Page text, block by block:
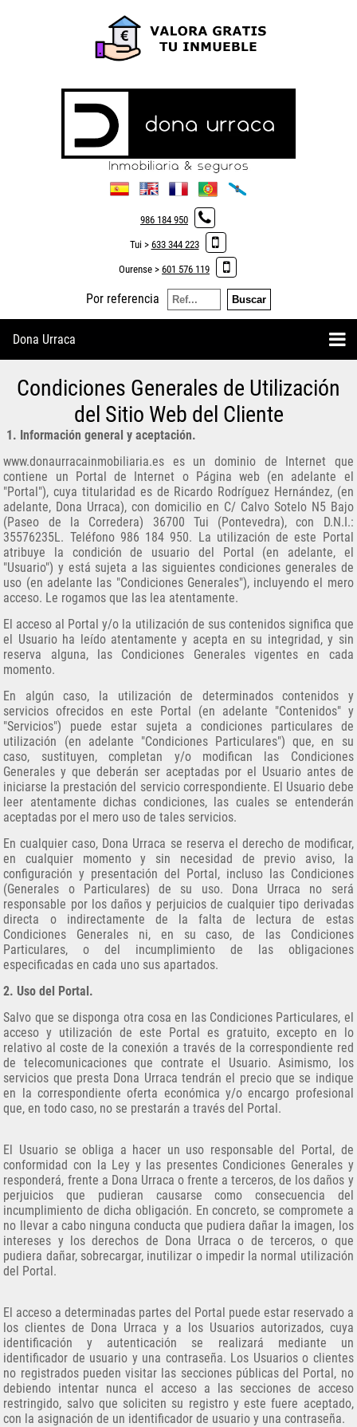
986 184 950
Tui > 633 344 223
Ourense > 601 576 119
Dona Urraca
Por referencia
Condiciones Generales de Utilización
del Sitio Web del Cliente
1. Información general y aceptación.
www.donaurracainmobiliaria.es es un dominio de Internet que
contiene un Portal de Internet o Página web (en adelante el
"Portal"), cuya titularidad es de Ricardo Rodríguez Hernández, (en
adelante, Dona Urraca), con domicilio en C/ Calvo Sotelo N5 Bajo
(Paseo de la Corredera) 36700 Tui (Pontevedra), con D.N.I.:
35576235L. Teléfono 986 184 950. La utilización de este Portal
atribuye la condición de usuario del Portal (en adelante, el
"Usuario") y está sujeta a las siguientes condiciones generales de
uso (en adelante las "Condiciones Generales"), incluyendo el mero
acceso. Le rogamos que las lea atentamente.
El acceso al Portal y/o la utilización de sus contenidos significa que
el Usuario ha leído atentamente y acepta en su integridad, y sin
reserva alguna, las Condiciones Generales vigentes en cada
momento.
En algún caso, la utilización de determinados contenidos y
servicios ofrecidos en este Portal (en adelante "Contenidos" y
"Servicios") puede estar sujeta a condiciones particulares de
utilización (en adelante "Condiciones Particulares") que, en su
caso, sustituyen, completan y/o modifican las Condiciones
Generales y que deberán ser aceptadas por el Usuario antes de
iniciarse la prestación del servicio correspondiente. El Usuario debe
leer atentamente dichas condiciones, las cuales se entenderán
aceptadas por el mero uso de tales servicios.
En cualquier caso, Dona Urraca se reserva el derecho de modificar,
en cualquier momento y sin necesidad de previo aviso, la
configuración y presentación del Portal, incluso las Condiciones
(Generales o Particulares) de su uso. Dona Urraca no será
responsable por los daños y perjuicios de cualquier tipo derivadas
directa o indirectamente de la falta de lectura de estas
Condiciones Generales ni, en su caso, de las Condiciones
Particulares, o del incumplimiento de las obligaciones
especificadas en cada uno sus apartados.
2. Uso del Portal.
Salvo que se disponga otra cosa en las Condiciones Particulares, el
acceso y utilización de este Portal es gratuito, excepto en lo
relativo al coste de la conexión a través de la correspondiente red
de telecomunicaciones que contrate el Usuario. Asimismo, los
servicios que presta Dona Urraca tendrán el precio que se indique
en la correspondiente oferta económica y/oencargo profesional
que, en todo caso, no se prestarán a través del Portal.
El Usuario se obliga a hacer un uso responsable del Portal, de
conformidad con la Ley y las presentes Condiciones Generales y
responderá, frente a Dona Urraca o frente a terceros, de los daños y
perjuicios que pudieran causarse como consecuencia del
incumplimiento de dicha obligación. En concreto, se compromete a
no llevar a cabo ninguna conducta que pudiera dañar la imagen, los
intereses y los derechos de Dona Urraca o de terceros, o que
pudiera dañar, sobrecargar, inutilizar o impedir la normal utilización
del Portal.
El acceso a determinadas partes del Portal puede estar reservado a
los clientes de Dona Urraca y a los Usuarios autorizados, cuya
identificación y autenticación se realizará mediante un
identificador de usuario y una contraseña. Los Usuarios o clientes
no registrados pueden visitar las secciones públicas del Portal, no
debiendo intentar nunca el acceso a las secciones de acceso
restringido, salvo que soliciten su registro y este fuere aceptado,
con la asignación de un identificador de usuario y una contraseña.